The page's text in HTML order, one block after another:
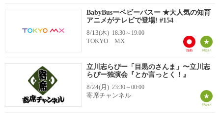
BabyBusーベビーバスー ★大人気の知育
アニメがテレビで登場! #154
8/13(木) 18:30～19:00
TOKYO MX
立川志らぴー「目黒のさんま」〜立川志
らぴー独演会『とか言っとく！』
8/24(月) 23:30～00:00
寄席チャンネル